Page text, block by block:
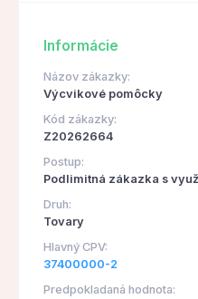
Informácie
Názov zákazky:
Výcvikové pomôcky
Kód zákazky:
Z20262664
Postup:
Podlimitná zákazka s
Druh:
Tovary
Hlavný CPV:
37400000-2
Predpokladaná hodnota: